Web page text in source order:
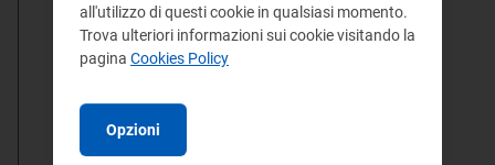
comportamento
dell’Autorità
205/2026/A del
18 giugno 2026
Incarico
all'utilizzo di questi cookie in qualsiasi momento.
Trova ulteriori informazioni sui cookie visitando la
pagina Cookies Policy
Opzioni